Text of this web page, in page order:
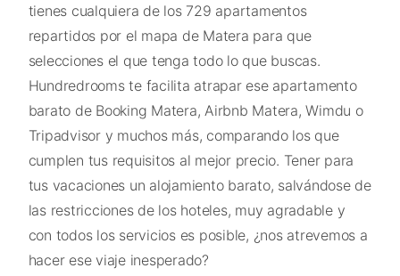
tienes cualquiera de los 729 apartamentos
repartidos por el mapa de Matera para que
selecciones el que tenga todo lo que buscas.
Hundredrooms te facilita atrapar ese apartamento
barato de Booking Matera, Airbnb Matera, Wimdu o
Tripadvisor y muchos más, comparando los que
cumplen tus requisitos al mejor precio. Tener para
tus vacaciones un alojamiento barato, salvándose de
las restricciones de los hoteles, muy agradable y
con todos los servicios es posible, ¿nos atrevemos a
hacer ese viaje inesperado?